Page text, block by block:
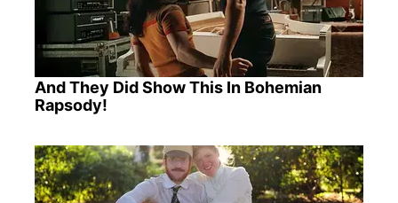
And They Did Show This In Bohemian
Rapsody!